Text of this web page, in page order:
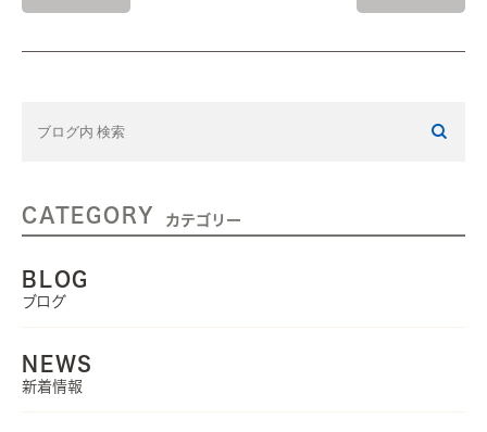
CATEGORY カテゴリー
BLOG
ブログ
NEWS
新着情報